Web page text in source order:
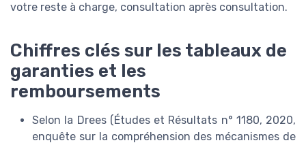
votre reste à charge, consultation après consultation.
Chiffres clés sur les tableaux de
garanties et les
remboursements
Selon la Drees (Études et Résultats n° 1180, 2020,
enquête sur la compréhension des mécanismes de